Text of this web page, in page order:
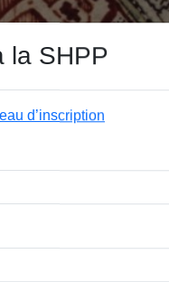
la SHPP
d’inscription